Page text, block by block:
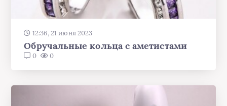
12:36, 21 июня 2023
Обручальные кольца с аметистами
0 0